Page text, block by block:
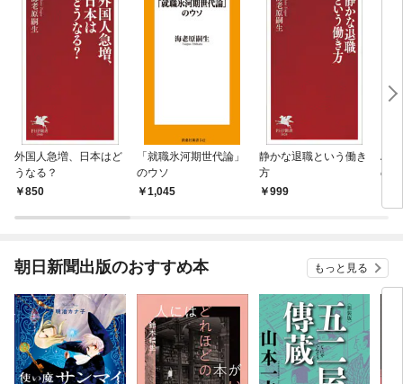
外国人急増、日本はど
うなる？
850
「就職氷河期世代論」
のウソ
1,045
静かな退職という働き
方
999
AI
の
朝日新聞出版のおすすめ本 もっと見る